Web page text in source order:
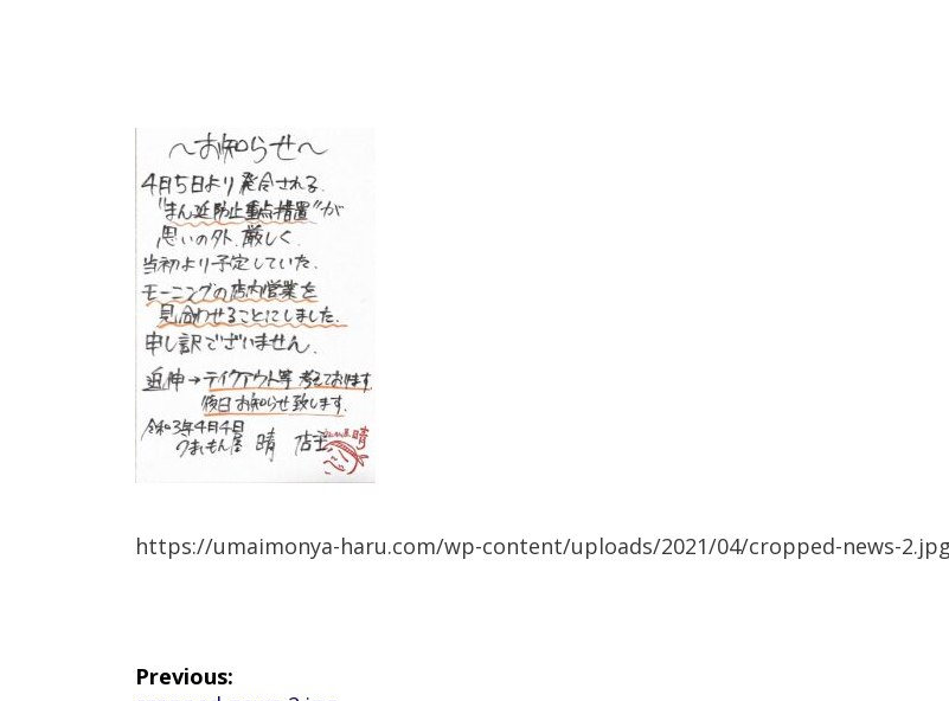
https://umaimonya-haru.com/wp-content/uploads/2021/04/cropped-news-2.jpg
Previous: